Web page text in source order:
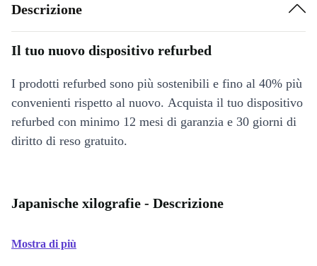
Descrizione
Il tuo nuovo dispositivo refurbed
I prodotti refurbed sono più sostenibili e fino al 40% più
convenienti rispetto al nuovo. Acquista il tuo dispositivo
refurbed con minimo 12 mesi di garanzia e 30 giorni di
diritto di reso gratuito.
Japanische xilografie - Descrizione
Mostra di più